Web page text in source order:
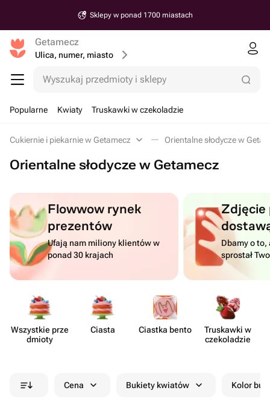
Getamecz
Ulica, numer, miasto
Wyszukaj przedmioty i sklepy
Popularne Kwiaty Truskawki w czekoladzie
Cukiernie i piekarnie w Getamecz Orientalne słodycze w
Orientalne słodycze w Getamecz
Flowwow rynek
prezentów
Ufają nam miliony klientów w
ponad 30 krajach
Dbamy o to,
sprostał
Wszystkie prze​
dmioty
Ciasta Ciastka bento
Truskawki w
czeko​ladzie
Cena Bukiety kwiatów Kolor